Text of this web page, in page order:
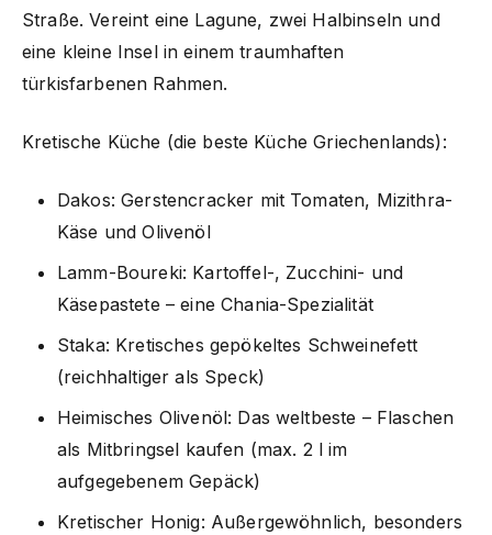
Straße. Vereint eine Lagune, zwei Halbinseln und
eine kleine Insel in einem traumhaften
türkisfarbenen Rahmen.
Kretische Küche (die beste Küche Griechenlands):
Dakos: Gerstencracker mit Tomaten, Mizithra-
Käse und Olivenöl
Lamm-Boureki: Kartoffel-, Zucchini- und
Käsepastete – eine Chania-Spezialität
Staka: Kretisches gepökeltes Schweinefett
(reichhaltiger als Speck)
Heimisches Olivenöl: Das weltbeste – Flaschen
als Mitbringsel kaufen (max. 2 l im
aufgegebenem Gepäck)
Kretischer Honig: Außergewöhnlich, besonders